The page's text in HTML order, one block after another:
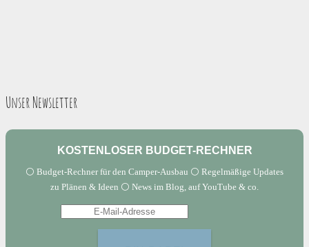
Unser Newsletter
KOSTENLOSER BUDGET-RECHNER
⚪️ Budget-Rechner für den Camper-Ausbau ⚪️ Regelmäßige Updates
zu Plänen & Ideen ⚪️ News im Blog, auf YouTube & co.